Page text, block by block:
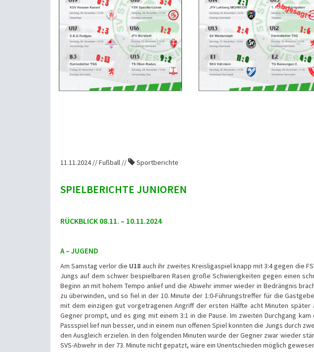
11.11.2024 // Fußball // Sportberichte
SPIELBERICHTE JUNIOREN
RÜCKBLICK 08.11. – 10.11.2024
A – JUGEND
Am Samstag verlor die U18 auch ihr zweites Kreisligaspiel knapp mit 3:4 gegen die
Jungs auf dem schwer bespielbaren Rasen große Schwierigkeiten gegen einen
Beginn an mit hohem Tempo anlief und die Abwehr immer wieder in Bedrängnis
zu überwinden, und so fiel in der 10. Minute der 1:0-Führungstreffer für die
mit dem einzigen gut vorgetragenen Angriff der ersten Hälfte acht Minuten
Gegner prompt, und es ging mit einem 3:1 in die Pause. Im zweiten Durchgang
Passspiel lief nun besser, und in einem nun offenen Spiel konnten die Jungs durch
den Ausgleich erzielen. In den folgenden Minuten wurde der Gegner zwar wieder
SVS-Abwehr in der 73. Minute nicht gepatzt, wäre ein Unentschieden möglich